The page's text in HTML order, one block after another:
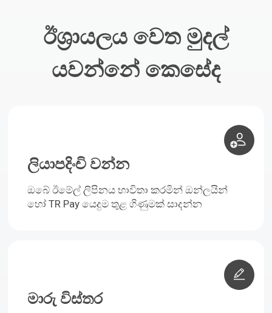
ඊශ්‍රායලය වෙත මුදල්
යවන්නේ කෙසේද
ලියාපදිංචි වන්න
ඔබේ ඊමේල් ලිපිනය භාවිතා කරමින් ඔන්ලයින්
හෝ TR Pay යෙදුම තුළ ගිණුමක් සාදන්න
මාරු විස්තර